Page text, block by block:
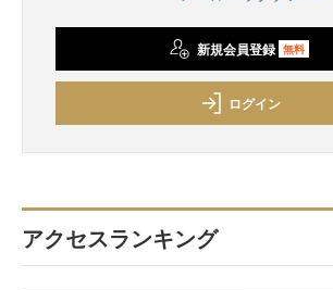
新規会員登録 無料
ログイン
アクセスランキング